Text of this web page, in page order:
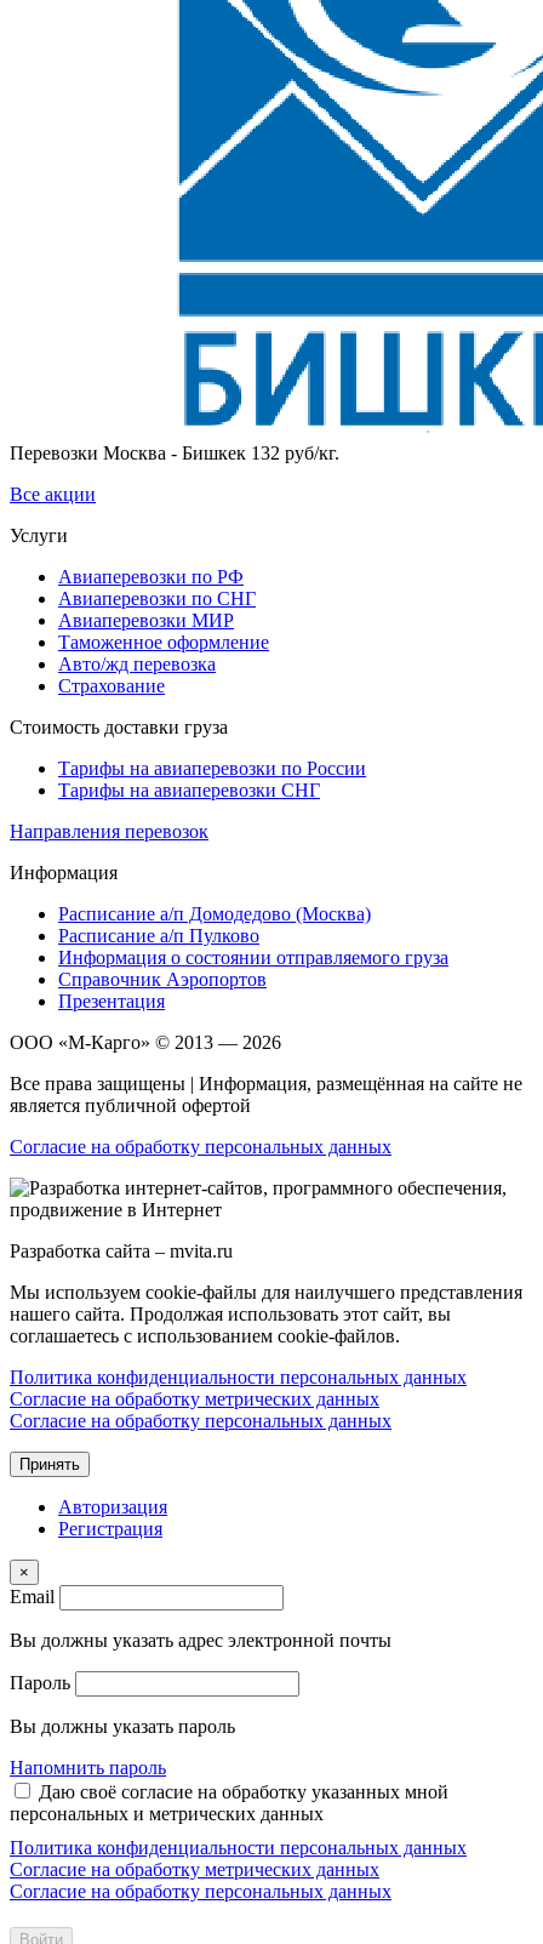
Перевозки Москва - Бишкек 132 руб/кг.
Все акции
Услуги
Авиаперевозки по РФ
Авиаперевозки по СНГ
Авиаперевозки МИР
Таможенное оформление
Авто/жд перевозка
Страхование
Стоимость доставки груза
Тарифы на авиаперевозки по России
Тарифы на авиаперевозки СНГ
Направления перевозок
Информация
Расписание а/п Домодедово (Москва)
Расписание а/п Пулково
Информация о состоянии отправляемого груза
Справочник Аэропортов
Презентация
ООО «М-Карго» © 2013 — 2026
Все права защищены | Информация, размещённая на сайте не
является публичной офертой
Согласие на обработку персональных данных
Разработка сайта – mvita.ru
Мы используем cookie-файлы для наилучшего представления
нашего сайта. Продолжая использовать этот сайт, вы
соглашаетесь с использованием cookie-файлов.
Политика конфиденциальности персональных данных
Согласие на обработку метрических данных
Согласие на обработку персональных данных
Принять
Авторизация
Регистрация
×
Email
Вы должны указать адрес электронной почты
Пароль
Вы должны указать пароль
Напомнить пароль
Даю своё согласие на обработку указанных мной
персональных и метрических данных
Политика конфиденциальности персональных данных
Согласие на обработку метрических данных
Согласие на обработку персональных данных
Войти